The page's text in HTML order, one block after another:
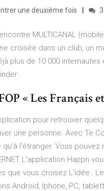
une deuxième fois
MULTICANAL
croisée dans un club, un
plus de 10 000
« Les Français
pour retrouver
une personne. Avec Te
l'étranger. Vous
L'application Happn
que vous croisez L’idée :
Android, Iphone, PC,